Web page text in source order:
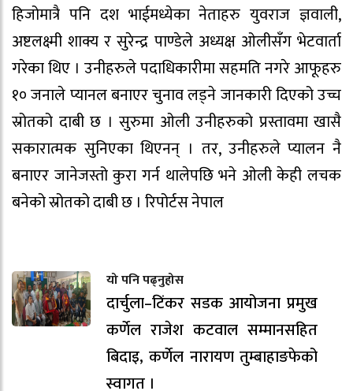
हिजोमात्रै पनि दश भाईमध्येका नेताहरु युवराज ज्ञवाली,
अष्टलक्ष्मी शाक्य र सुरेन्द्र पाण्डेले अध्यक्ष ओलीसँग भेटवार्ता
गरेका थिए । उनीहरुले पदाधिकारीमा सहमति नगरे आफूहरु
१० जनाले प्यानल बनाएर चुनाव लड्ने जानकारी दिएको उच्च
स्रोतको दाबी छ । सुरुमा ओली उनीहरुको प्रस्तावमा खासै
सकारात्मक सुनिएका थिएनन् । तर, उनीहरुले प्यालन नै
बनाएर जानेजस्तो कुरा गर्न थालेपछि भने ओली केही लचक
बनेको स्रोतको दाबी छ । रिपोर्टस नेपाल
यो पनि पढ्नुहोस
दार्चुला–टिंकर सडक आयोजना प्रमुख
कर्णेल राजेश कटवाल सम्मानसहित
बिदाइ, कर्णेल नारायण तुम्बाहाङफेको
स्वागत ।